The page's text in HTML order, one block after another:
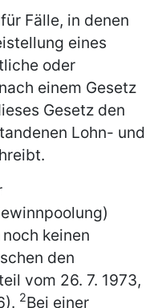
Fälle, in denen
eines
oder
einem Gesetz
Gesetz den
Lohn- und
keinen
den
vom 26. 7. 1973,
2Bei einer